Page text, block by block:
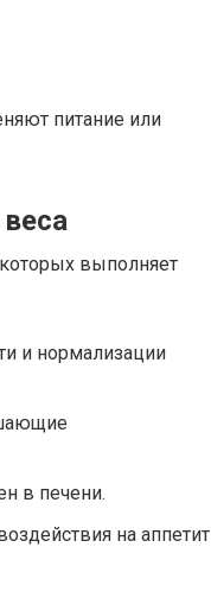
питание или
выполняет
и нормализации
в печени.
на аппетит